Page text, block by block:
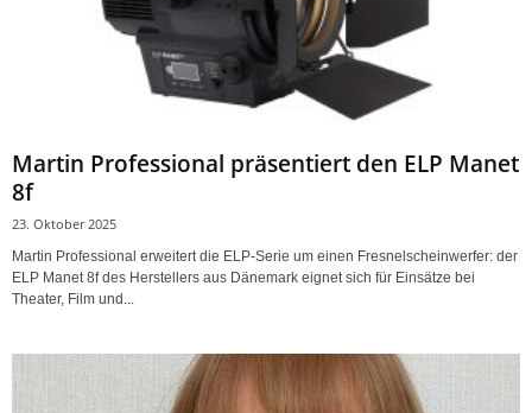
Martin Professional präsentiert den ELP Manet
8f
23. Oktober 2025
Martin Professional erweitert die ELP-Serie um einen Fresnelscheinwerfer: der
ELP Manet 8f des Herstellers aus Dänemark eignet sich für Einsätze bei
Theater, Film und...